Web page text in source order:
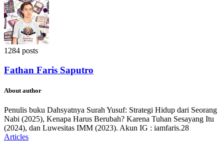
1284 posts
Fathan Faris Saputro
About author
Penulis buku Dahsyatnya Surah Yusuf: Strategi Hidup dari Seorang
Nabi (2025), Kenapa Harus Berubah? Karena Tuhan Sesayang Itu
(2024), dan Luwesitas IMM (2023). Akun IG : iamfaris.28
Articles